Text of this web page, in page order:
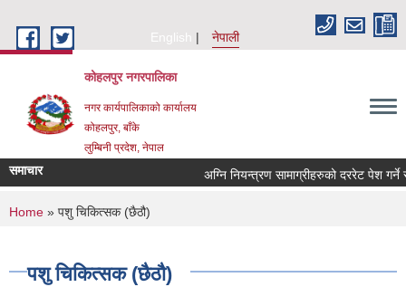
English
नेपाली
कोहलपुर नगरपालिका
नगर कार्यपालिकाको कार्यालय
कोहलपुर, बाँके
लुम्बिनी प्रदेश, नेपाल
समाचार
You are here
Home » पशु चिकित्सक (छैठौ)
पशु चिकित्सक (छैठौ)